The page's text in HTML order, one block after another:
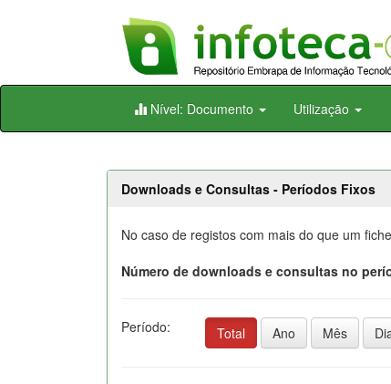
Skip
Nível: Documento Utilização
Downloads e Consultas - Períodos Fixos
No caso de registos com mais do que um
Número de downloads e consultas no
Período: Total Ano Mês